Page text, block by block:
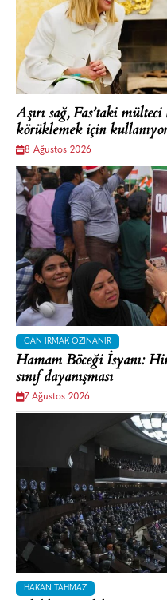
Aşırı sağ, Fas’taki
körüklemek için kullanıyor
8 Ağustos 2026
CAN IRMAK ÖZINANIR
Hamam Böceği İsyanı:
sınıf dayanışması
7 Ağustos 2026
HAKAN TAHMAZ